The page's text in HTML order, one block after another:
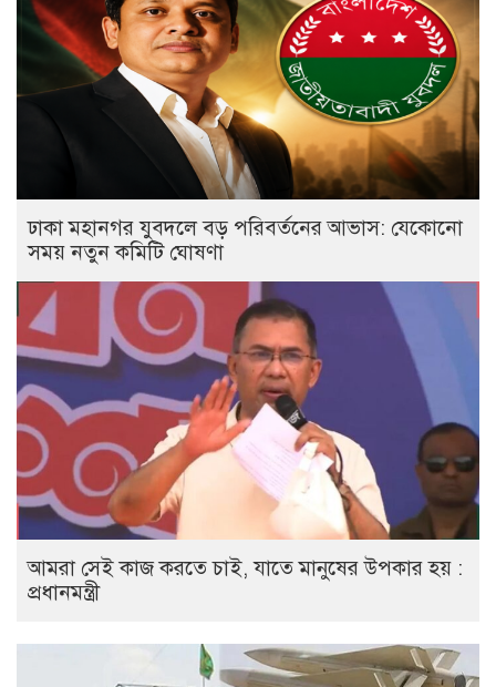
ঢাকা মহানগর যুবদলে বড় পরিবর্তনের আভাস: যেকোনো
সময় নতুন কমিটি ঘোষণা
আমরা সেই কাজ করতে চাই, যাতে মানুষের উপকার হয় :
প্রধানমন্ত্রী